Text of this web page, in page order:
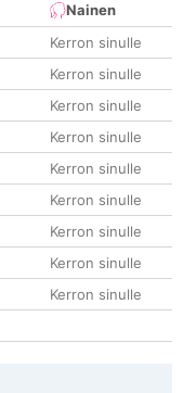
Nainen
Kerron sinulle
Kerron sinulle
Kerron sinulle
Kerron sinulle
Kerron sinulle
Kerron sinulle
Kerron sinulle
Kerron sinulle
Kerron sinulle